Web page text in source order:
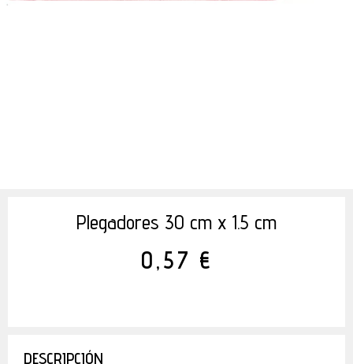
Plegadores 30 cm x 1.5 cm
0,57 €
DESCRIPCIÓN